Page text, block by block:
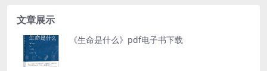
文章展示
《生命是什么》pdf电子书下载